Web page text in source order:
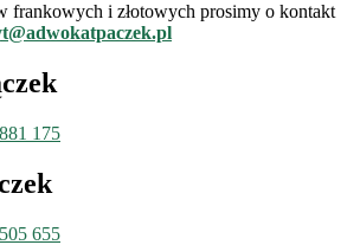
frankowych i złotowych prosimy o kontakt
175
655